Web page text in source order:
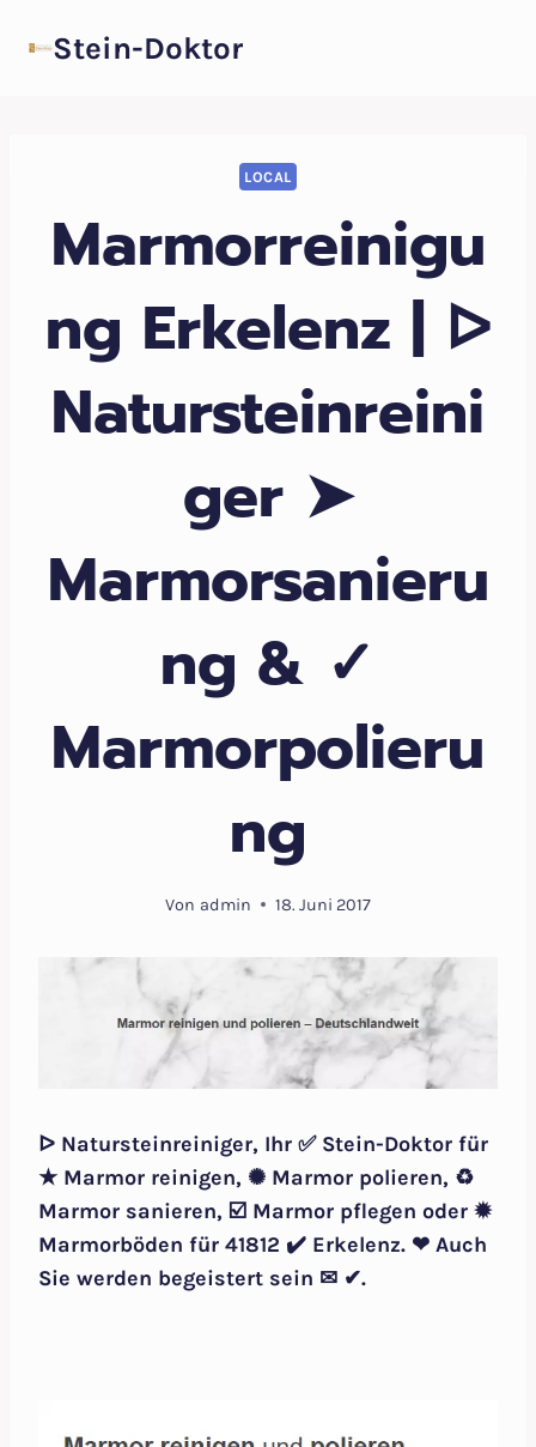
InhaltStein-Doktor
LOCAL
Marmorreinigu
ng Erkelenz | ᐅ
Natursteinreini
ger ➤
Marmorsanieru
ng & ✓
Marmorpolieru
ng
Von admin 18. Juni 2017
ᐅ Natursteinreiniger, Ihr ✅ Stein-Doktor für
★ Marmor reinigen, ✺ Marmor polieren, ♻
Marmor sanieren, ☑️ Marmor pflegen oder ✹
Marmorböden für 41812 ✔️ Erkelenz. ❤ Auch
Sie werden begeistert sein ✉ ✔.